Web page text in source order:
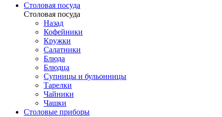
Столовая посуда
Столовая посуда
Назад
Кофейники
Кружки
Салатники
Блюда
Блюдца
Супницы и бульонницы
Тарелки
Чайники
Чашки
Cтоловые приборы